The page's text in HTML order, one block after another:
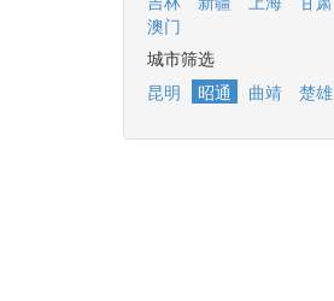
澳门
城市筛选
昆明
昭通 曲靖 楚雄